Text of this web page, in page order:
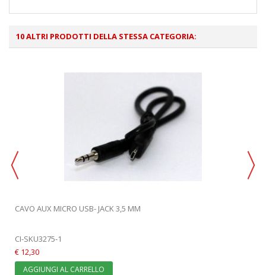
10 ALTRI PRODOTTI DELLA STESSA CATEGORIA:
CAVO AUX MICRO USB- JACK 3,5 MM
CI-SKU3275-1
€ 12,30
AGGIUNGI AL CARRELLO